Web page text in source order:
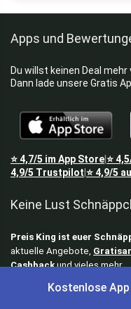
Apps und
Du willst keinen Deal mehr
Dann lade unsere Gratis
⭐4,7/5 im App Store⭐
4,9/5 Trustpilot ⭐4,9/5
Keine Lust
Preis King ist euer
aktuelle Angebote,
Cashbackund vieles mehr.
Angebote können kurz
Kostenlose